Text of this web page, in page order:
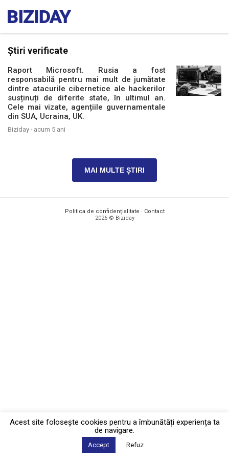
Știri verificate
Raport Microsoft. Rusia a fost
responsabilă pentru mai mult de jumătate
dintre atacurile cibernetice ale hackerilor
susținuți de diferite state, în ultimul an.
Cele mai vizate, agențiile guvernamentale
din SUA, Ucraina, UK.
Biziday · acum 5 ani
MAI MULTE ȘTIRI
Politica de confidențialitate · Contact
2026 © Biziday
Acest site foloseşte cookies pentru a îmbunătăți experiența ta
de navigare.
Accept Refuz